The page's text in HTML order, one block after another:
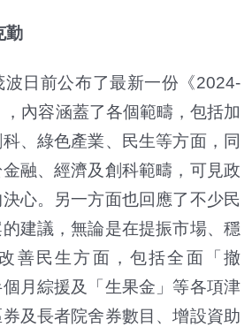
勤
日前公布了最新一份《2024-
內容涵蓋了各個範疇，包括加
、綠色產業、民生等方面，同
融、經濟及創科範疇，可見政
心。另一方面也回應了不少民
建議，無論是在提振市場、穩
善民生方面，包括全面「撤
月綜援及「生果金」等各項津
及長者院舍券數目、增設資助